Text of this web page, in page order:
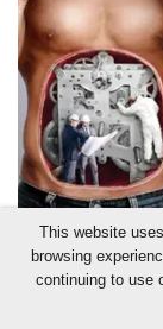
This website
browsing
continuing to use